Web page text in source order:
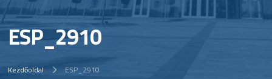
ESP_2910
Kezdőoldal ESP_2910